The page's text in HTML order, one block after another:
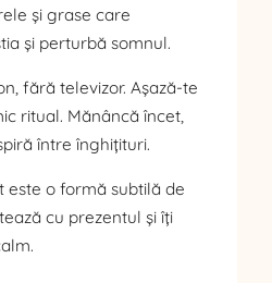
și grase care
și perturbă somnul.
fără televizor. Așază-te
ritual. Mănâncă încet,
între înghițituri.
este o formă subtilă de
cu prezentul și îți